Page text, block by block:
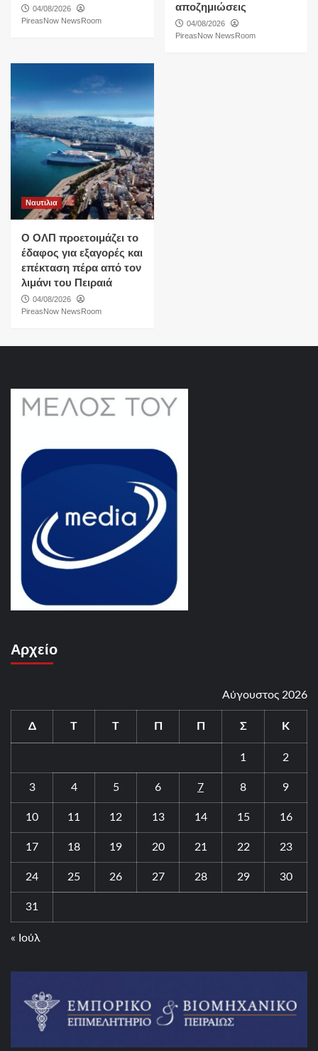
04/08/2026
PireasNow NewsRoom
αποζημιώσεις
04/08/2026
PireasNow NewsRoom
Ναυτιλια
O ΟΛΠ προετοιμάζει το
έδαφος για εξαγορές και
επέκταση πέρα από τον
λιμάνι του Πειραιά
04/08/2026
PireasNow NewsRoom
Αρχείο
Αύγουστος 2026
Δ Τ Τ Π Π Σ Κ
1 2
3 4 5 6 7 8 9
10 11 12 13 14 15 16
17 18 19 20 21 22 23
24 25 26 27 28 29 30
31
« Ιούλ